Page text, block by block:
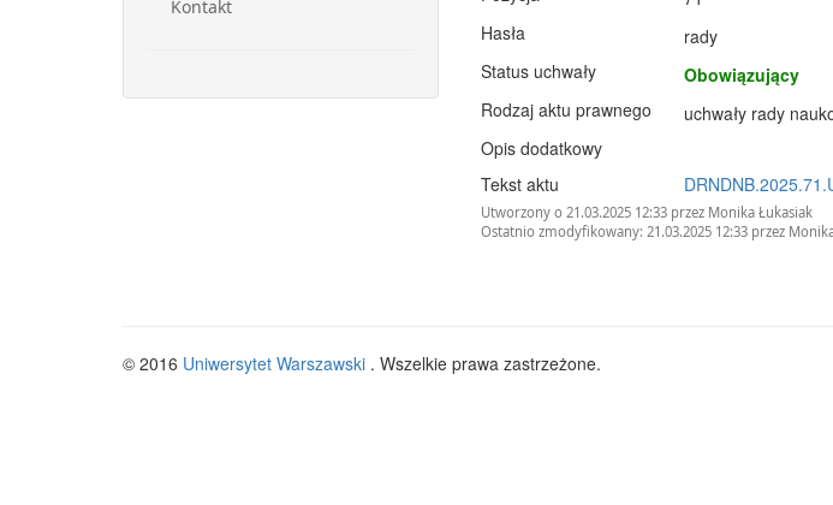
Kontakt
Hasła
rady
Status uchwały
Obowiązujący
Rodzaj aktu prawnego
uchwały rady
Opis dodatkowy
Tekst aktu
Utworzony o 21.03.2025 12:33 przez Monika Łukasiak
Ostatnio zmodyfikowany: 21.03.2025 12:33 przez
© 2016 Uniwersytet Warszawski . Wszelkie prawa zastrzeżone.